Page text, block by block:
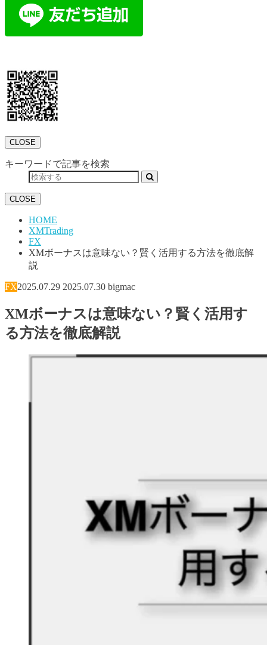
CLOSE
キーワードで記事を検索
CLOSE
HOME
XMTrading
FX
XMボーナスは意味ない？賢く活用する方法を徹底解
説
FX2025.07.29 2025.07.30 bigmac
XMボーナスは意味ない？賢く活用す
る方法を徹底解説